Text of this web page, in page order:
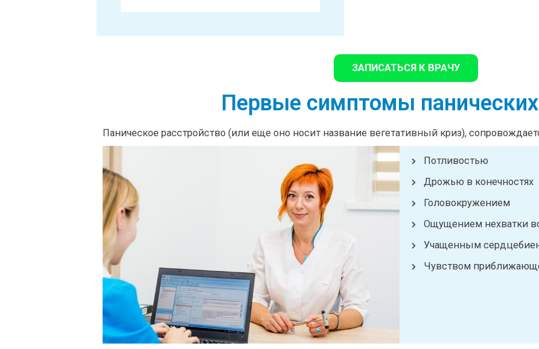
ЗАПИСАТЬСЯ К ВРАЧУ
Первые симптомы
Паническое расстройство (или еще оно носит название вегетативный криз),
Потливостью
Дрожью в конечностях
Головокружением
Ощущением нехватки
Учащенным
Чувством